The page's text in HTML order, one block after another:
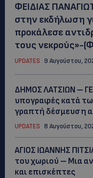
ΦΕΙΔΙΑΣ
στην εκδήλωση
προκάλεσε
τους νεκρούς»-
UPDATES 9 Αυγούστου,
ΔΗΜΟΣ ΛΑΤΣΙΩΝ –
υπογραφές κατά
γραπτή δέσμευση
UPDATES 8 Αυγούστου,
ΑΓΙΟΣ ΙΩΑΝΝΗΣ
του χωριού – Μια
και επισκέπτες